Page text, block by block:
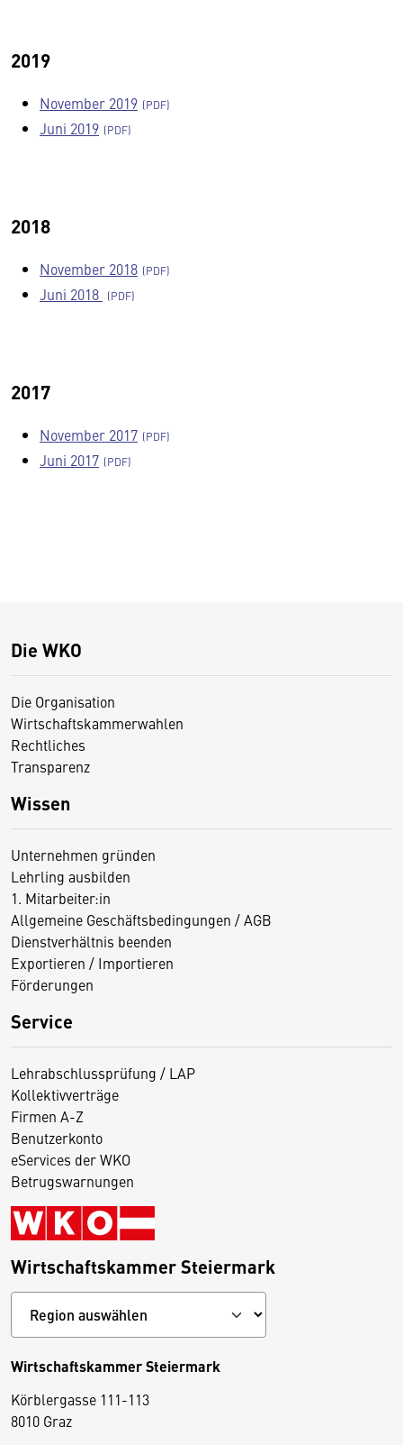
2019
November 2019
Juni 2019
2018
November 2018
Juni 2018
2017
November 2017
Juni 2017
Die WKO
Die Organisation
Wirtschaftskammerwahlen
Rechtliches
Transparenz
Wissen
Unternehmen gründen
Lehrling ausbilden
1. Mitarbeiter:in
Allgemeine Geschäftsbedingungen / AGB
Dienstverhältnis beenden
Exportieren / Importieren
Förderungen
Service
Lehrabschlussprüfung / LAP
Kollektivverträge
Firmen A-Z
Benutzerkonto
eServices der WKO
Betrugswarnungen
Wirtschaftskammer Steiermark
Wirtschaftskammer Steiermark
Körblergasse 111-113
8010 Graz
D
i